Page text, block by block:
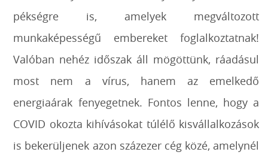
pékségre is, amelyek megváltozott
munkaképességű embereket foglalkoztatnak!
Valóban nehéz időszak áll mögöttünk, ráadásul
most nem a vírus, hanem az emelkedő
energiaárak fenyegetnek. Fontos lenne, hogy a
COVID okozta kihívásokat túlélő kisvállalkozások
is bekerüljenek azon százezer cég közé, amelynél